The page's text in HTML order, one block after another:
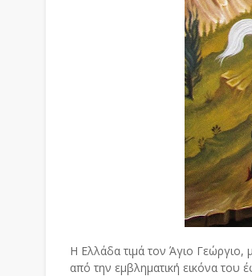
Η Ελλάδα τιμά τον Άγιο Γεώργιο,
από την εμβληματική εικόνα του